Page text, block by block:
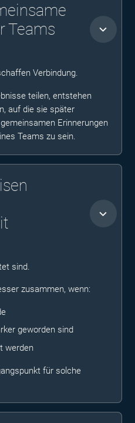
Teams
Verbindung.
teilen, entstehen
auf die sie später
Erinnerungen
Teams zu sein.
sind.
zusammen, wenn:
geworden sind
werden
für solche